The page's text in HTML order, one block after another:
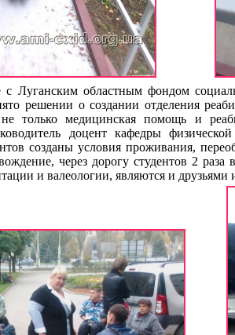
с Луганским областным фондом
решении о создании отделения
не только медицинская помощь и
доцент кафедры
созданы условия проживания,
через дорогу студентов 2
и валеологии, являются и друзьями